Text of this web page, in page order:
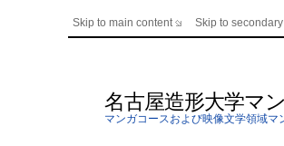
Skip to main content Skip to
名古屋造形大学マ
マンガコースおよび映像文学領域